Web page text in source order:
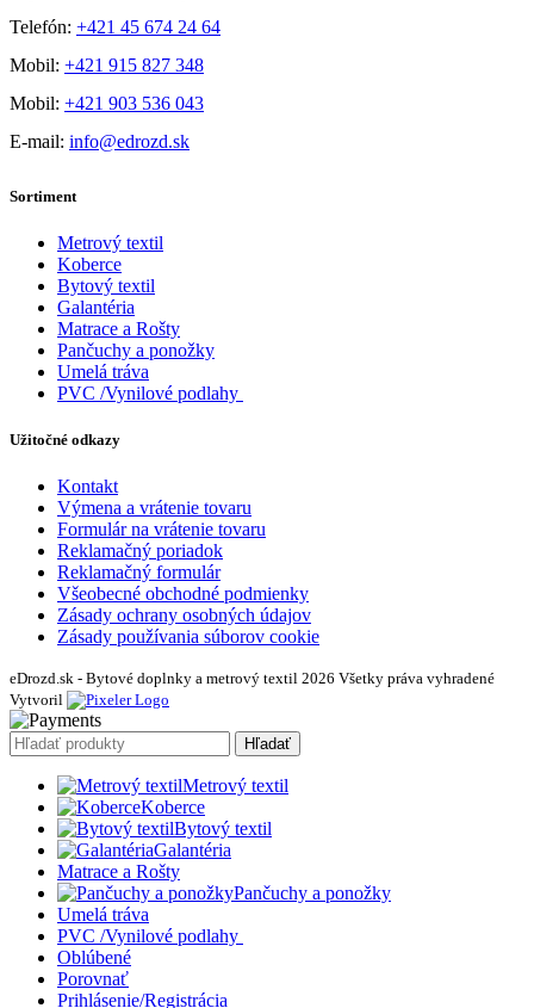
Telefón: +421 45 674 24 64
Mobil: +421 915 827 348
Mobil: +421 903 536 043
E-mail: info@edrozd.sk
Sortiment
Metrový textil
Koberce
Bytový textil
Galantéria
Matrace a Rošty
Pančuchy a ponožky
Umelá tráva
PVC /Vynilové podlahy
Užitočné odkazy
Kontakt
Výmena a vrátenie tovaru
Formulár na vrátenie tovaru
Reklamačný poriadok
Reklamačný formulár
Všeobecné obchodné podmienky
Zásady ochrany osobných údajov
Zásady používania súborov cookie
eDrozd.sk - Bytové doplnky a metrový textil 2026 Všetky práva vyhradené
Vytvoril
Hľadať
Metrový textil
Koberce
Bytový textil
Galantéria
Matrace a Rošty
Pančuchy a ponožky
Umelá tráva
PVC /Vynilové podlahy
Oblúbené
Porovnať
Prihlásenie/Registrácia